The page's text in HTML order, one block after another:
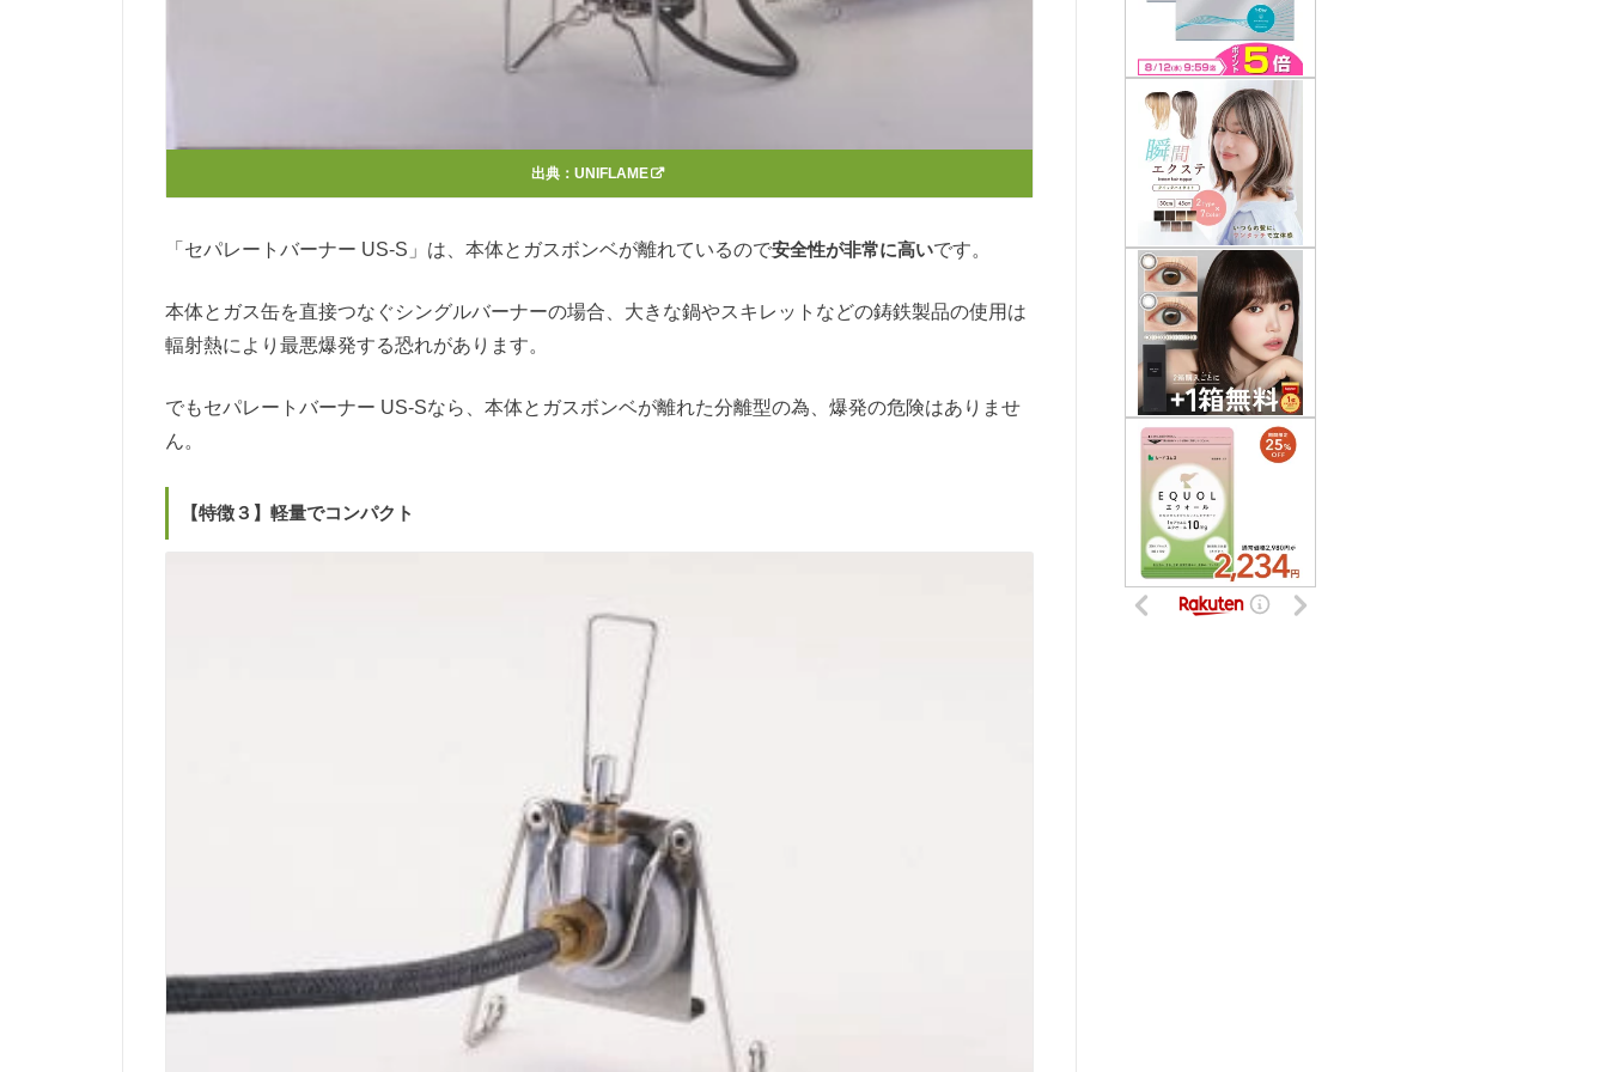
出典：UNIFLAME
「セパレートバーナー US-S」は、本体とガスボンベが離れているので安全性が非常に高いです。
本体とガス缶を直接つなぐシングルバーナーの場合、大きな鍋やスキレットなどの鋳鉄製品の使用は
輻射熱により最悪爆発する恐れがあります。
でもセパレートバーナー US-Sなら、本体とガスボンベが離れた分離型の為、爆発の危険はありませ
ん。
【特徴３】軽量でコンパクト